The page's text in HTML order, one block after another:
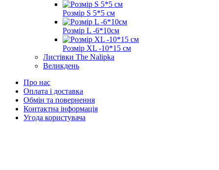
Розмір S 5*5 см
Розмір L -6*10см
Розмір XL -10*15 см
Листівки The Nalipka
Великдень
Про нас
Оплата і доставка
Обмін та повернення
Контактна інформація
Угода користувача